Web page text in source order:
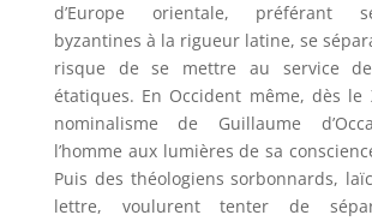
d’Europe orientale, préférant
byzantines à la rigueur latine, se
risque de se mettre au service
étatiques. En Occident même, dès le
nominalisme de Guillaume
l’homme aux lumières de sa
Puis des théologiens sorbonnards,
lettre, voulurent tenter de